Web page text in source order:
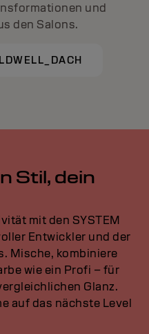
und
den Salons.
Stil, dein
mit den SYSTEM
Entwickler und der
Mische, kombiniere
wie ein Profi – für
Glanz.
auf das nächste Level